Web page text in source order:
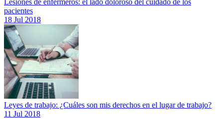
Lesiones de enfermeros: el lado doloroso del cuidado de los
pacientes
18 Jul 2018
Leyes de trabajo: ¿Cuáles son mis derechos en el lugar de trabajo?
11 Jul 2018